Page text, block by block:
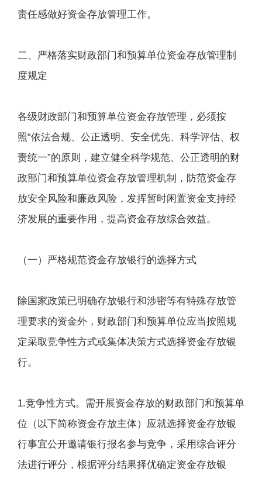
责任感做好资金存放管理工作。
二、严格落实财政部门和预算单位资金存放管理制
度规定
各级财政部门和预算单位资金存放管理，必须按
照“依法合规、公正透明、安全优先、科学评估、权
责统一”的原则，建立健全科学规范、公正透明的财
政部门和预算单位资金存放管理机制，防范资金存
放安全风险和廉政风险，发挥暂时闲置资金支持经
济发展的重要作用，提高资金存放综合效益。
（一）严格规范资金存放银行的选择方式
除国家政策已明确存放银行和涉密等有特殊存放管
理要求的资金外，财政部门和预算单位应当按照规
定采取竞争性方式或集体决策方式选择资金存放银
行。
1.竞争性方式。需开展资金存放的财政部门和预算单
位（以下简称资金存放主体）应就选择资金存放银
行事宜公开邀请银行报名参与竞争，采用综合评分
法进行评分，根据评分结果择优确定资金存放银